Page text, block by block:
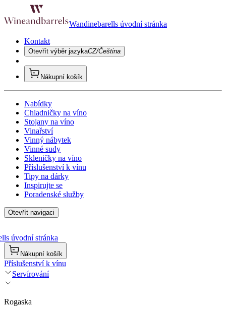
Wandinebarells úvodní stránka
Kontakt
Otevřít výběr jazykaCZ/Čeština
Nákupní košík
Nabídky
Chladničky na víno
Stojany na víno
Vinařství
Vinný nábytek
Vinné sudy
Skleničky na víno
Příslušenství k vínu
Tipy na dárky
Inspirujte se
Poradenské služby
Otevřít navigaci
úvodní stránka
Nákupní košík
Příslušenství k vínu
Servírování
Rogaska